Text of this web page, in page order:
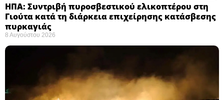
ΗΠΑ: Συντριβή πυροσβεστικού ελικοπτέρου στη
Γιούτα κατά τη διάρκεια επιχείρησης κατάσβεσης
πυρκαγιάς ​
8 Αυγούστου 2026